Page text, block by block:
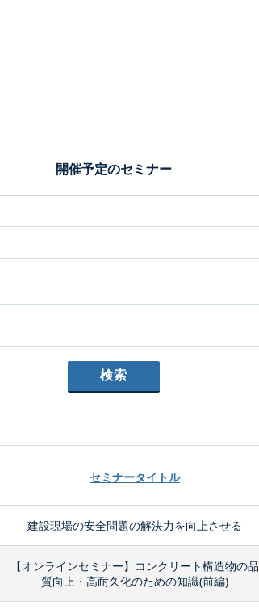
開催予定のセミナー
セミナータイトル
建設現場の安全問題の解決力を向上させる
【オンラインセミナー】コンクリート構造物の品
質向上・高耐久化のための知識(前編)